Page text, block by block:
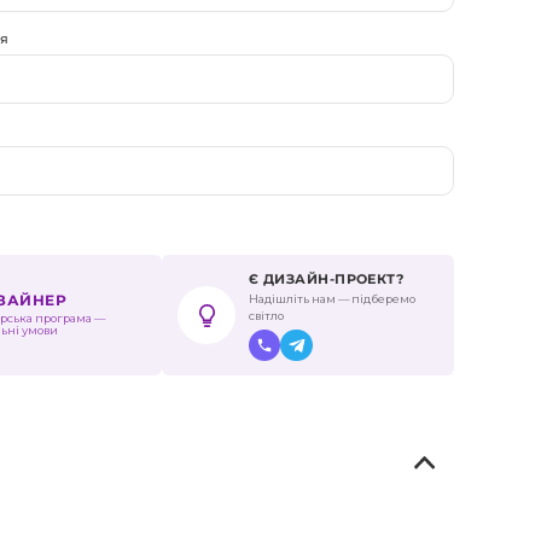
програма —
умови
Є ДИЗАЙН-ПРОЕКТ?
Надішліть нам — підберемо
світло